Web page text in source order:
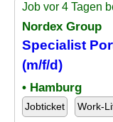
Job vor 4 Tagen
Nordex Group
Specialist
(m/f/d)
• Hamburg
Jobticket Work-